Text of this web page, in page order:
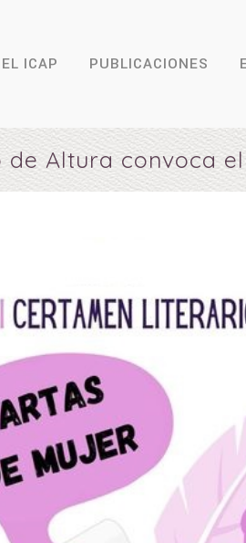
EL ICAP PUBLICACIONES
de Altura convoca